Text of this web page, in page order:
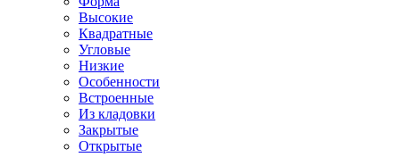
Высокие
Квадратные
Угловые
Низкие
Особенности
Встроенные
Из кладовки
Закрытые
Открытые